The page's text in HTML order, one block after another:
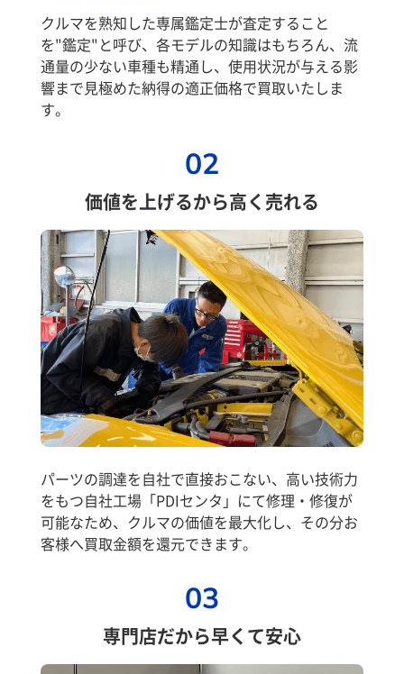
クルマを熟知した専属鑑定士が査定すること
を"鑑定"と呼び、各モデルの知識はもちろん、流
通量の少ない車種も精通し、使用状況が与える影
響まで見極めた納得の適正価格で買取いたしま
す。
02
価値を上げるから高く売れる
パーツの調達を自社で直接おこない、高い技術力
をもつ自社工場「PDIセンタ」にて修理・修復が
可能なため、クルマの価値を最大化し、その分お
客様へ買取金額を還元できます。
03
専門店だから早くて安心